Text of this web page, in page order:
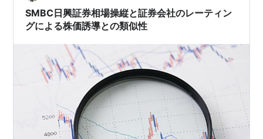
SMBC日興証券相場操縦と証券会社のレーティン
グによる株価誘導との類似性